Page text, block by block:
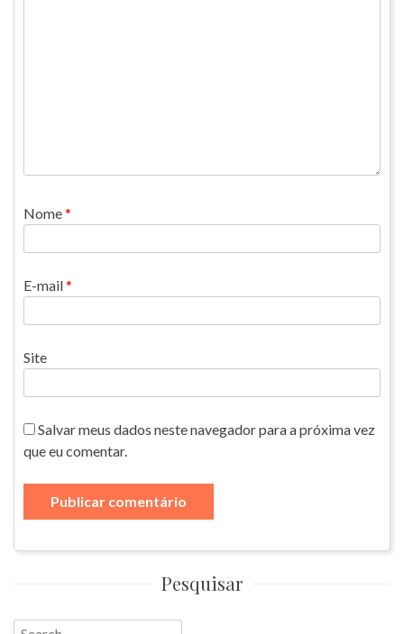
Nome*
E-mail*
Site
Salvar meus dados neste navegador para a próxima vez
que eu comentar.
Pesquisar
Search